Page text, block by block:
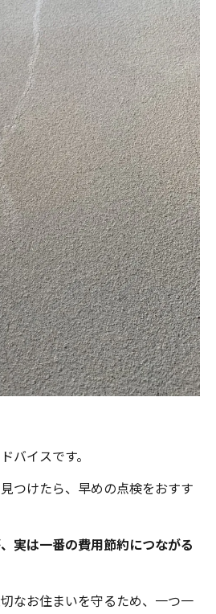
バイスです。
つけたら、早めの点検をおすす
実は一番の費用節約につながる
なお住まいを守るため、一つ一